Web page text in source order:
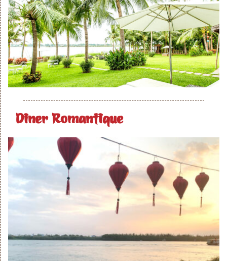
Diner Romantique